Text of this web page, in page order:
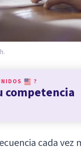
?
competencia
cada